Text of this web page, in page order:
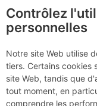
Grand
Contrôlez
personnelles
Notre site Web utilise
tiers. Certains cookies
site Web, tandis que
tout moment, en
comprendre les